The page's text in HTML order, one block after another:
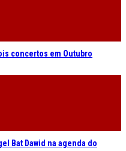
concertos em Outubro
Bat Dawid na agenda do